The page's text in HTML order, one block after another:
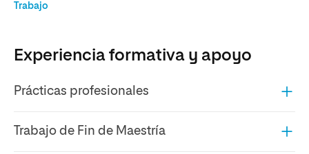
Trabajo
Experiencia formativa y apoyo
Prácticas profesionales
Trabajo de Fin de Maestría